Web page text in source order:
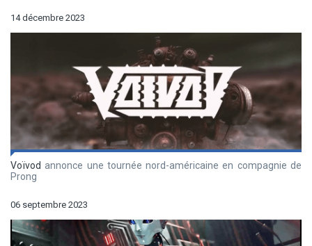
14 décembre 2023
Voïvod annonce une tournée nord-américaine en compagnie de
Prong
06 septembre 2023